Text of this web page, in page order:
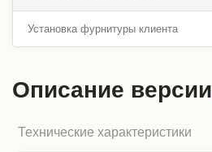
Установка фурнитуры клиента
Описание версии
Технические характеристики